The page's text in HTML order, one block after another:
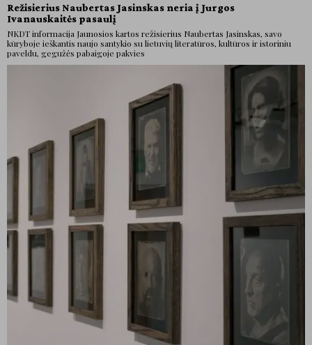
Režisierius Naubertas Jasinskas neria į Jurgos
Ivanauskaitės pasaulį
NKDT informacija Jaunosios kartos režisierius Naubertas Jasinskas, savo
kūryboje ieškantis naujo santykio su lietuvių literatūros, kultūros ir istoriniu
paveldu, gegužės pabaigoje pakvies